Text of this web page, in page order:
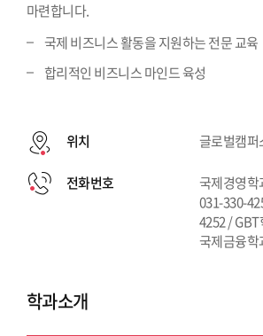
마련합니다.
국제 비즈니스 활동을 지원하는 전문 교육
합리적인 비즈니스 마인드 육성
위치 글로벌캠퍼
전화번호
국제경영학
031-330-
4252 /
국제금융
학과소개